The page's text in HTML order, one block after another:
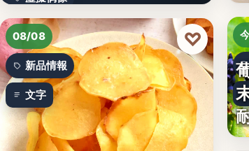
10
08/08
新品情報
文字
♡